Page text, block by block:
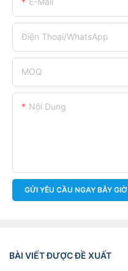
Điện Thoại/WhatsApp
MOQ
Nội Dung
GỬI YÊU CẦU NGAY BÂY GIỜ
BÀI VIẾT ĐƯỢC ĐỀ XUẤT